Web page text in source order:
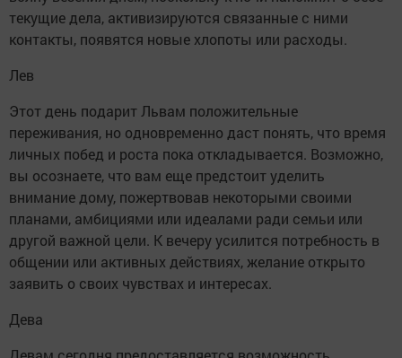
текущие дела, активизируются связанные с ними
контакты, появятся новые хлопоты или расходы.
Лев
Этот день подарит Львам положительные
переживания, но одновременно даст понять, что время
личных побед и роста пока откладывается. Возможно,
вы осознаете, что вам еще предстоит уделить
внимание дому, пожертвовав некоторыми своими
планами, амбициями или идеалами ради семьи или
другой важной цели. К вечеру усилится потребность в
общении или активных действиях, желание открыто
заявить о своих чувствах и интересах.
Дева